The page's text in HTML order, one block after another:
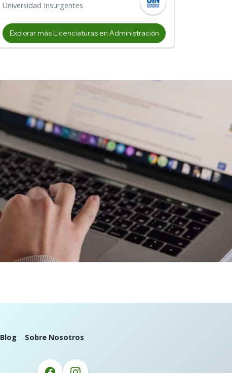
Universidad Insurgentes
Explorar más Licenciaturas en Administración
Blog Sobre Nosotros